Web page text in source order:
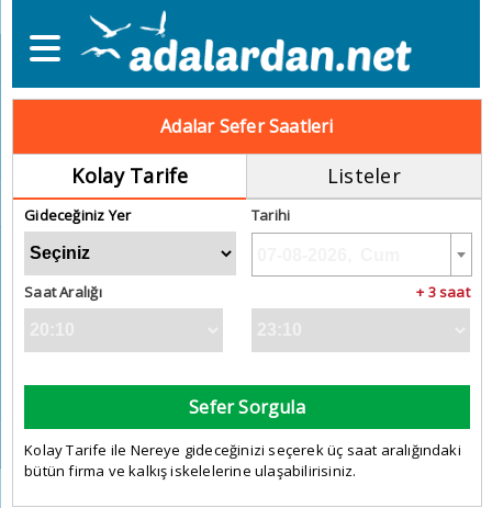
Adalar Sefer Saatleri
Kolay Tarife Listeler
Gideceğiniz Yer Tarihi
Saat Aralığı + 3 saat
Sefer Sorgula
Kolay Tarife ile Nereye gideceğinizi seçerek üç saat aralığındaki
bütün firma ve kalkış iskelelerine ulaşabilirisiniz.